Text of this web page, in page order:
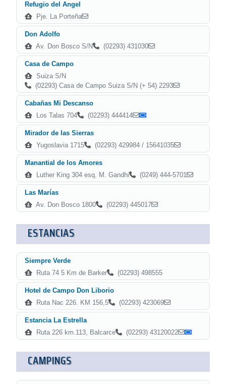
Refugio del Angel
Pje. La Porteña
Don Adolfo
Av. Don Bosco S/N
(02293) 431030
Casa de Campo
Suiza S/N
(02293) Casa de Campo Suiza S/N (+ 54) 2293
Cabañas Mi Descanso
Los Talas 704
(02293) 444414
Mirador de las Sierras
Yugoslavia 1715
(02293) 429984 / 15641035
Manantial de los Amores
Luther King 304 esq. M. Gandhi
(0249) 444-5701
Las Marías
Av. Don Bosco 1800
(02293) 445017
ESTANCIAS
Siempre Verde
Ruta 74 5 Km de Barker
(02293) 498555
Hotel de Campo Don Liborio
Ruta Nac 226. KM 156,5
(02293) 423069
Estancia La Estrella
Ruta 226 km.113, Balcarce
(02293) 43120022
CAMPINGS